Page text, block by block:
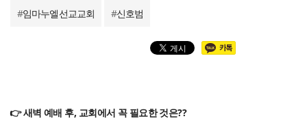
#임마누엘선교교회 #신호범
👉 새벽 예배 후, 교회에서 꼭 필요한 것은??